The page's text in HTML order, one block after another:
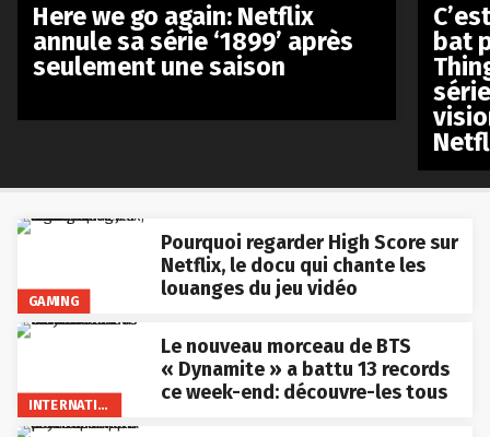
GAMING
Pourquoi regarder High Score sur
Netflix, le docu qui chante les
louanges du jeu vidéo
INTERNATIONAL
Le nouveau morceau de BTS
« Dynamite » a battu 13 records
ce week-end: découvre-les tous
Here we go again: Netflix
annule sa série ‘1899’ après
seulement une saison
bat